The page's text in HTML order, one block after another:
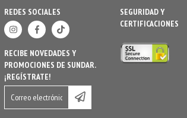
REDES SOCIALES
RECIBE NOVEDADES Y
PROMOCIONES DE SUNDAR.
¡REGÍSTRATE!
SEGURIDAD Y
CERTIFICACIONES